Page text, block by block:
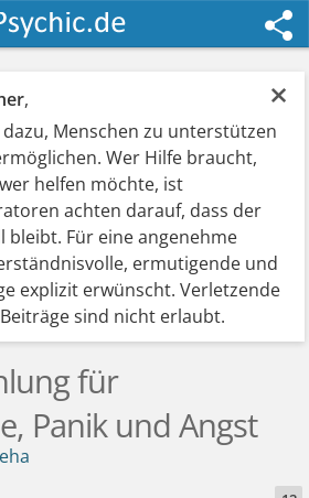
×
,
Menschen zu unterstützen
Wer Hilfe braucht,
helfen möchte, ist
achten darauf, dass der
bleibt. Für eine angenehme
ermutigende und
explizit erwünscht. Verletzende
sind nicht erlaubt.
für
Panik und Angst